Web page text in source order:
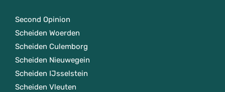
Second Opinion
Scheiden Woerden
Scheiden Culemborg
Scheiden Nieuwegein
Scheiden IJsselstein
Scheiden Vleuten